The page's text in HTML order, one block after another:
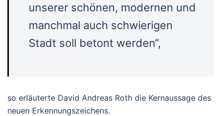
unserer schönen, modernen und
manchmal auch schwierigen
Stadt soll betont werden“,
so erläuterte David Andreas Roth die Kernaussage des
neuen Erkennungszeichens.